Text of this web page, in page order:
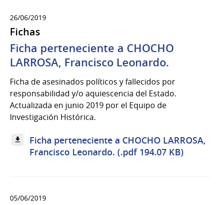
26/06/2019
Fichas
Ficha perteneciente a CHOCHO
LARROSA, Francisco Leonardo.
Ficha de asesinados políticos y fallecidos por
responsabilidad y/o aquiescencia del Estado.
Actualizada en junio 2019 por el Equipo de
Investigación Histórica.
Ficha perteneciente a CHOCHO LARROSA,
Francisco Leonardo. (.pdf 194.07 KB)
05/06/2019